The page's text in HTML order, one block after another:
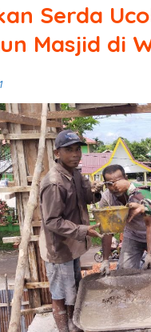
Serda
Masjid di